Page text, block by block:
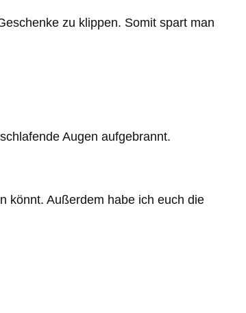
zu klippen. Somit spart man
Augen aufgebrannt.
könnt. Außerdem habe ich euch die